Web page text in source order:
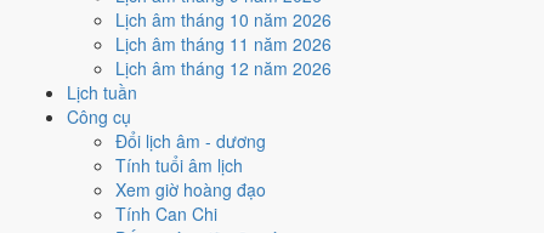
Lịch âm tháng 10 năm 2026
Lịch âm tháng 11 năm 2026
Lịch âm tháng 12 năm 2026
Lịch tuần
Công cụ
Đổi lịch âm - dương
Tính tuổi âm lịch
Xem giờ hoàng đạo
Tính Can Chi
Mua xe - tậu xe
Xấu
Mua xe - tậu xe hôm nay ởmức xấu (2/10)
Hắc Đạo và Ngày Đại Hung
Cách tính ngày tốt
Xuất hành - đi xa
Xấu
Xuất hành - đi xa hôm nay ở
Ngày Hắc Đạo và Ngày Đại Hung